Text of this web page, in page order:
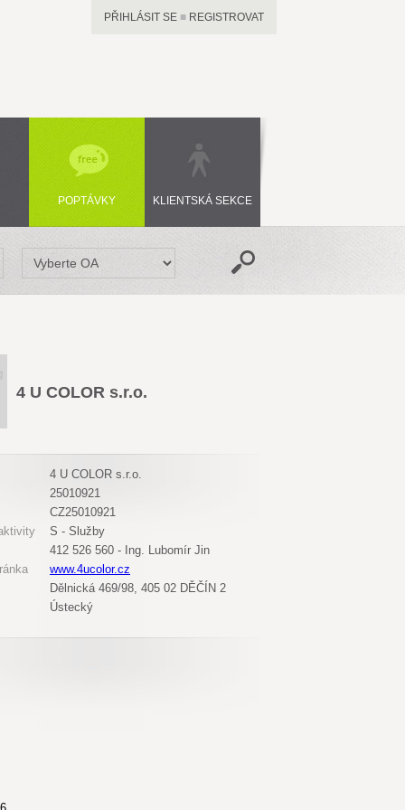
PŘIHLÁSIT SE ■ REGISTROVAT
POPTÁVKY KLIENTSKÁ SEKCE
4 U COLOR s.r.o.
4 U COLOR s.r.o.
25010921
CZ25010921
S - Služby
412 526 560 - Ing. Lubomír Jin
www.4ucolor.cz
Dělnická 469/98, 405 02 DĚČÍN 2
Ústecký